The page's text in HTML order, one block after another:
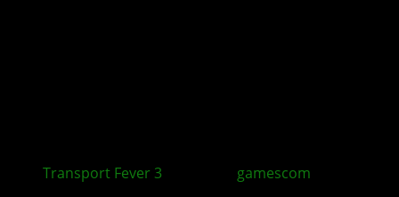
Transport Fever 3 gamescom